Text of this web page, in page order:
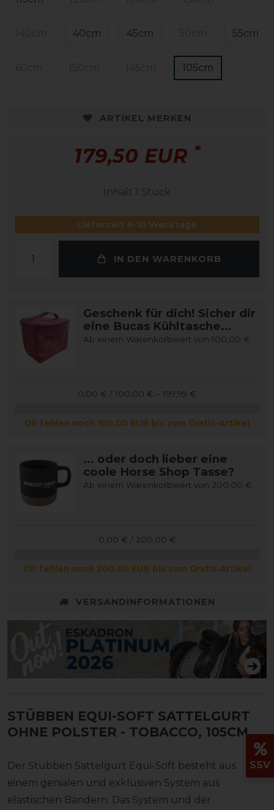
40cm 45cm 55cm
105cm
ARTIKEL MERKEN
179,50 EUR *
Inhalt 1 Stück
Lieferzeit 6-10 Werktage
IN DEN WARENKORB
Geschenk für dich! Sicher dir
eine Bucas Kühltasche...
Ab einem Warenkorbwert von 100,00 €
0,00 € / 100,00 € – 199,99 €
Dir fehlen noch 100,00 EUR bis zum Gratis-Artikel
... oder doch lieber eine
coole Horse Shop Tasse?
Ab einem Warenkorbwert von 200,00 €
0,00 € / 200,00 €
Dir fehlen noch 200,00 EUR bis zum Gratis-Artikel
VERSANDINFORMATIONEN
STÜBBEN EQUI-SOFT SATTELGURT
OHNE POLSTER - TOBACCO, 105CM
Der Stübben Sattelgurt Equi-Soft besteht aus
einem genialen und exklusiven System aus
elastischen Bändern. Das System und der
SSV